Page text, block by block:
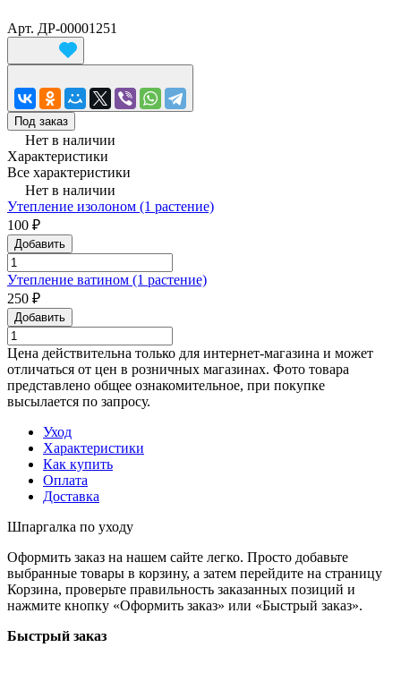
Арт. ДР-00001251
Под заказ
Нет в наличии
Характеристики
Все характеристики
Нет в наличии
Утепление изолоном (1 растение)
100 ₽
Добавить
Утепление ватином (1 растение)
250 ₽
Добавить
Цена действительна только для интернет-магазина и может
отличаться от цен в розничных магазинах. Фото товара
представлено общее ознакомительное, при покупке
высылается по запросу.
Уход
Характеристики
Как купить
Оплата
Доставка
Шпаргалка по уходу
Оформить заказ на нашем сайте легко. Просто добавьте
выбранные товары в корзину, а затем перейдите на страницу
Корзина, проверьте правильность заказанных позиций и
нажмите кнопку «Оформить заказ» или «Быстрый заказ».
Быстрый заказ